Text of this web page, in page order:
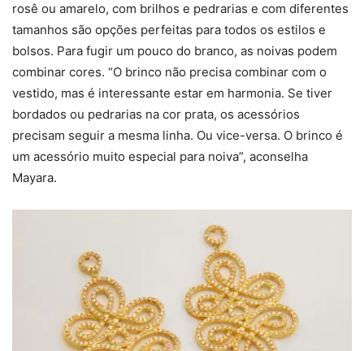
rosê ou amarelo, com brilhos e pedrarias e com diferentes
tamanhos são opções perfeitas para todos os estilos e
bolsos. Para fugir um pouco do branco, as noivas podem
combinar cores. “O brinco não precisa combinar com o
vestido, mas é interessante estar em harmonia. Se tiver
bordados ou pedrarias na cor prata, os acessórios
precisam seguir a mesma linha. Ou vice-versa. O brinco é
um acessório muito especial para noiva”, aconselha
Mayara.